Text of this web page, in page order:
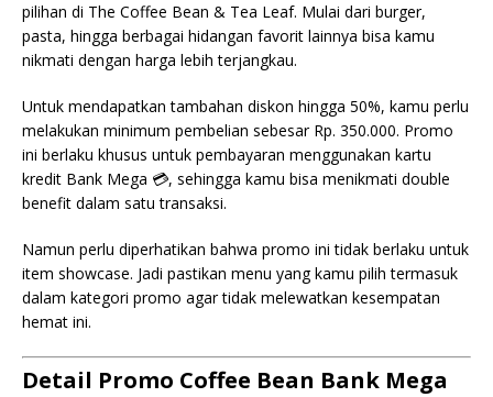
pilihan di The Coffee Bean & Tea Leaf. Mulai dari burger,
pasta, hingga berbagai hidangan favorit lainnya bisa kamu
nikmati dengan harga lebih terjangkau.
Untuk mendapatkan tambahan diskon hingga 50%, kamu perlu
melakukan minimum pembelian sebesar Rp. 350.000. Promo
ini berlaku khusus untuk pembayaran menggunakan kartu
kredit Bank Mega 💳, sehingga kamu bisa menikmati double
benefit dalam satu transaksi.
Namun perlu diperhatikan bahwa promo ini tidak berlaku untuk
item showcase. Jadi pastikan menu yang kamu pilih termasuk
dalam kategori promo agar tidak melewatkan kesempatan
hemat ini.
Detail Promo Coffee Bean Bank Mega